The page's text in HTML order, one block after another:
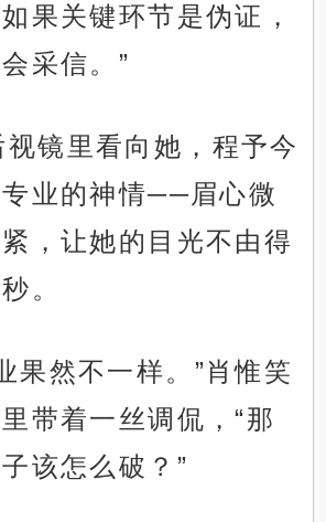
果关键环节是伪证，
采信。”
视镜里看向她，程予今
业的神情──眉心微
，让她的目光不由得
。
果然不一样。”肖惟笑
带着一丝调侃，“那
该怎么破？”